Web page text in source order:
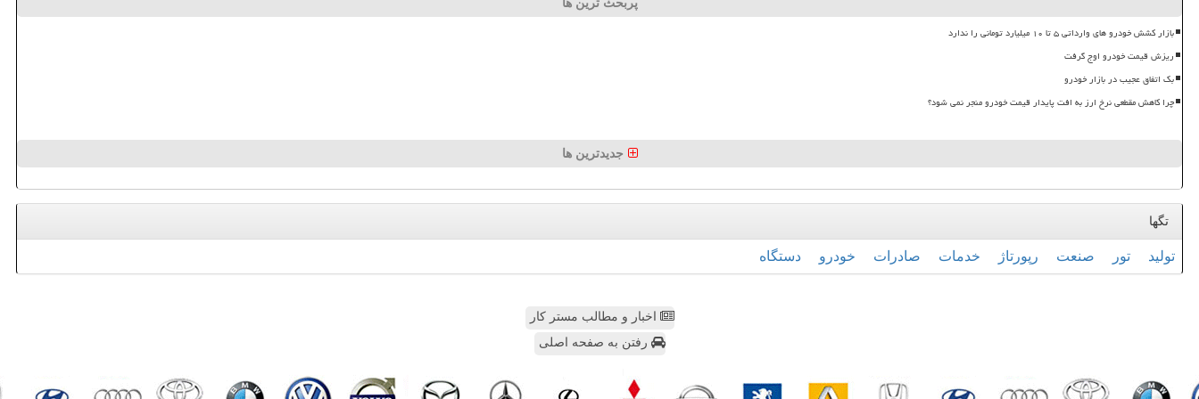
پربحث ترین ها
بازار کشش خودرو های وارداتی ۵ تا ۱۰ میلیارد تومانی را ندارد
ریزش قیمت خودرو اوج گرفت
بک اتفاق عجیب در بازار خودرو
چرا کاهش مقطعی نرخ ارز به افت پایدار قیمت خودرو منجر نمی شود؟
جدیدترین ها
تگها
تولید تور صنعت رپورتاژ خدمات صادرات خودرو دستگاه
اخبار و مطالب مستر کار
رفتن به صفحه اصلی